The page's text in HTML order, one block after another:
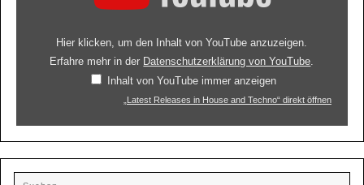
Hier klicken, um den Inhalt von YouTube anzuzeigen.
Erfahre mehr in der Datenschutzerklärung von YouTube
Inhalt von YouTube immer anzeigen
„Latest Releases in House and Techno“ direkt öffnen